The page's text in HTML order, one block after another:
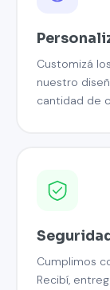
Customizá
nuestro
cantidad de
Cumplimos
Recibí,